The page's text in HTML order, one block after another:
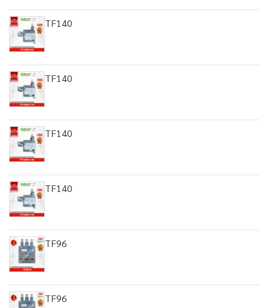
TF140
TF140
TF140
TF140
TF96
TF96